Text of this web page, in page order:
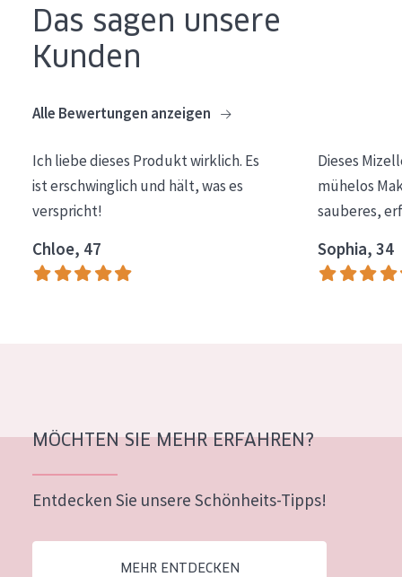
Empfindliche Haut
Normale bis trockene Haut
Reife Haut
Der Sonne ausgesetzte Haut
Jedes alter
Alter: 35 to 55
Das sagen unsere
Kunden
Alle Bewertungen anzeigen
Ich liebe dieses Produkt wirklich. Es
ist erschwinglich und hält, was es
verspricht!
Chloe, 47
Dieses
mühelos
sauberes,
Sophia, 34
MÖCHTEN SIE MEHR ERFAHREN?
Entdecken Sie unsere Schönheits-Tipps!
MEHR ENTDECKEN